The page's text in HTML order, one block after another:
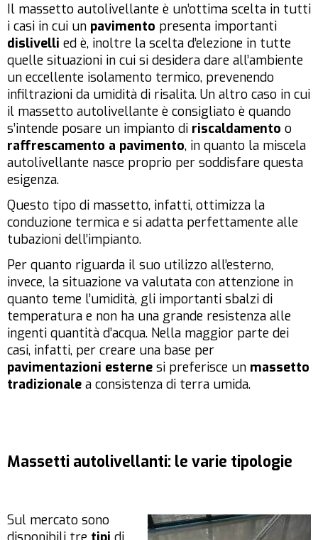
Il massetto autolivellante è un’ottima scelta in tutti
i casi in cui un pavimento presenta importanti
dislivelli ed è, inoltre la scelta d’elezione in tutte
quelle situazioni in cui si desidera dare all’ambiente
un eccellente isolamento termico, prevenendo
infiltrazioni da umidità di risalita. Un altro caso in cui
il massetto autolivellante è consigliato è quando
s’intende posare un impianto di riscaldamento o
raffrescamento a pavimento, in quanto la miscela
autolivellante nasce proprio per soddisfare questa
esigenza.
Questo tipo di massetto, infatti, ottimizza la
conduzione termica e si adatta perfettamente alle
tubazioni dell’impianto.
Per quanto riguarda il suo utilizzo all’esterno,
invece, la situazione va valutata con attenzione in
quanto teme l’umidità, gli importanti sbalzi di
temperatura e non ha una grande resistenza alle
ingenti quantità d’acqua. Nella maggior parte dei
casi, infatti, per creare una base per
pavimentazioni esterne si preferisce un massetto
tradizionale a consistenza di terra umida.
Massetti autolivellanti: le varie tipologie
Sul mercato sono